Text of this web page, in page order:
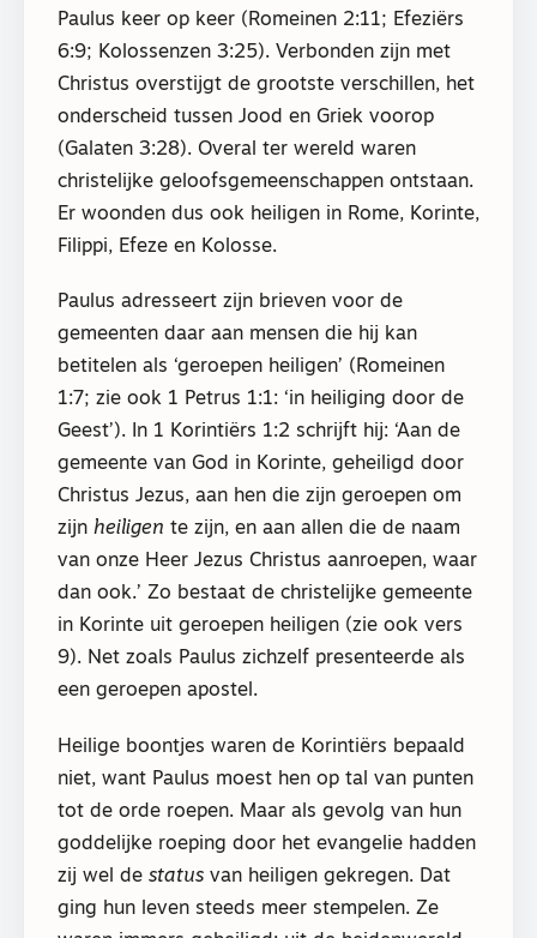
Paulus keer op keer (Romeinen 2:11; Efeziërs
6:9; Kolossenzen 3:25). Verbonden zijn met
Christus overstijgt de grootste verschillen, het
onderscheid tussen Jood en Griek voorop
(Galaten 3:28). Overal ter wereld waren
christelijke geloofsgemeenschappen ontstaan.
Er woonden dus ook heiligen in Rome, Korinte,
Filippi, Efeze en Kolosse.
Paulus adresseert zijn brieven voor de
gemeenten daar aan mensen die hij kan
betitelen als ‘geroepen heiligen’ (Romeinen
1:7; zie ook 1 Petrus 1:1: ‘in heiliging door de
Geest’). In 1 Korintiërs 1:2 schrijft hij: ‘Aan de
gemeente van God in Korinte, geheiligd door
Christus Jezus, aan hen die zijn geroepen om
zijn heiligen te zijn, en aan allen die de naam
van onze Heer Jezus Christus aanroepen, waar
dan ook.’ Zo bestaat de christelijke gemeente
in Korinte uit geroepen heiligen (zie ook vers
9). Net zoals Paulus zichzelf presenteerde als
een geroepen apostel.
Heilige boontjes waren de Korintiërs bepaald
niet, want Paulus moest hen op tal van punten
tot de orde roepen. Maar als gevolg van hun
goddelijke roeping door het evangelie hadden
zij wel de status van heiligen gekregen. Dat
ging hun leven steeds meer stempelen. Ze